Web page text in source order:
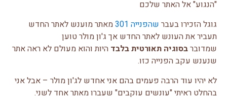
"הנגוע" אל האתר שלכם
גוגל הזכירו בעבר שהפנייה 301
מאתר מוענש לאתר החדש
תעביר את העונש לאתר החדש אך ג'ון מולר טוען
שמדוברבסוגיה תאורטית בלבד היות והוא מעולם לא ראה אתר
שנענש עקב הפנייה כזו.
לא יהיו עוד הרבה פעמים בהם אני אחדש לג'ון מולר – אבל אני
בהחלט ראיתי "עונשים עוקבים" שעברו מאתר אחד לשני.